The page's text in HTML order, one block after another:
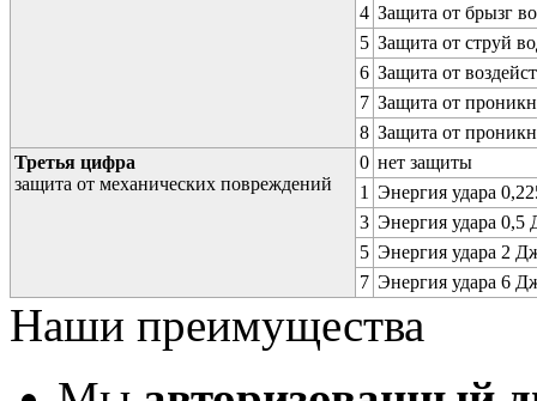
4 Защита от брызг
5 Защита от струй
6 Защита от
7 Защита от
8 Защита от
Третья цифра
защита от механических повреждений
0 нет защиты
1 Энергия удара
3 Энергия удара 0,5
5 Энергия удара 2
7 Энергия удара 6
Наши преимущества